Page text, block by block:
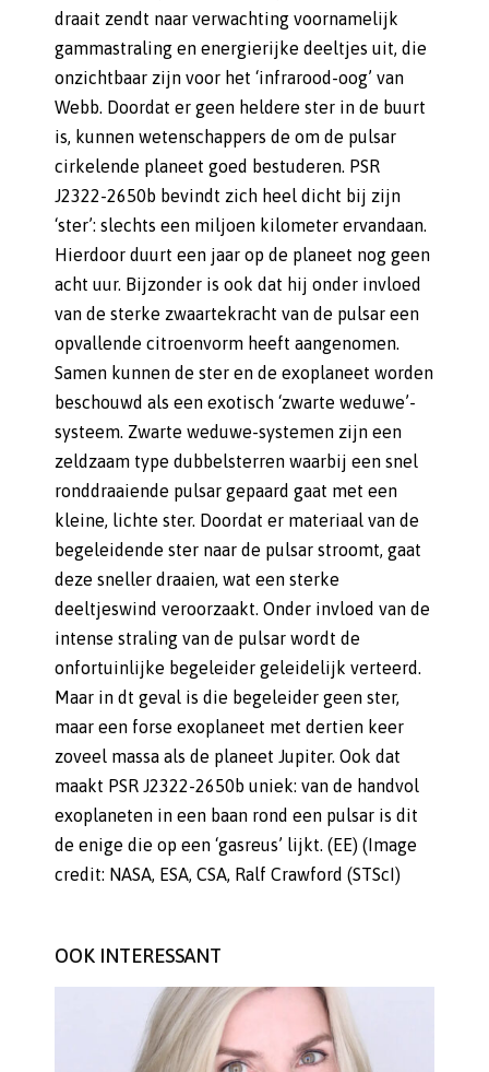
draait zendt naar verwachting voornamelijk
gammastraling en energierijke deeltjes uit, die
onzichtbaar zijn voor het ‘infrarood-oog’ van
Webb. Doordat er geen heldere ster in de buurt
is, kunnen wetenschappers de om de pulsar
cirkelende planeet goed bestuderen. PSR
J2322-2650b bevindt zich heel dicht bij zijn
‘ster’: slechts een miljoen kilometer ervandaan.
Hierdoor duurt een jaar op de planeet nog geen
acht uur. Bijzonder is ook dat hij onder invloed
van de sterke zwaartekracht van de pulsar een
opvallende citroenvorm heeft aangenomen.
Samen kunnen de ster en de exoplaneet worden
beschouwd als een exotisch ‘zwarte weduwe’-
systeem. Zwarte weduwe-systemen zijn een
zeldzaam type dubbelsterren waarbij een snel
ronddraaiende pulsar gepaard gaat met een
kleine, lichte ster. Doordat er materiaal van de
begeleidende ster naar de pulsar stroomt, gaat
deze sneller draaien, wat een sterke
deeltjeswind veroorzaakt. Onder invloed van de
intense straling van de pulsar wordt de
onfortuinlijke begeleider geleidelijk verteerd.
Maar in dt geval is die begeleider geen ster,
maar een forse exoplaneet met dertien keer
zoveel massa als de planeet Jupiter. Ook dat
maakt PSR J2322-2650b uniek: van de handvol
exoplaneten in een baan rond een pulsar is dit
de enige die op een ‘gasreus’ lijkt. (EE) (Image
credit: NASA, ESA, CSA, Ralf Crawford (STScI)
OOK INTERESSANT